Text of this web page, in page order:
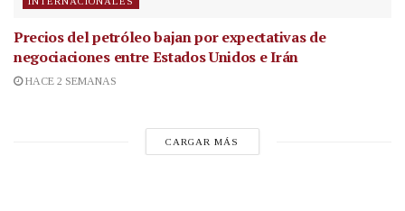
Precios del petróleo bajan por expectativas de
negociaciones entre Estados Unidos e Irán
HACE 2 SEMANAS
CARGAR MÁS